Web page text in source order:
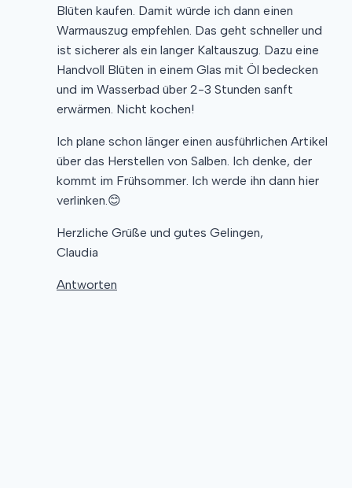
Blüten kaufen. Damit würde ich dann einen
Warmauszug empfehlen. Das geht schneller und
ist sicherer als ein langer Kaltauszug. Dazu eine
Handvoll Blüten in einem Glas mit Öl bedecken
und im Wasserbad über 2-3 Stunden sanft
erwärmen. Nicht kochen!
Ich plane schon länger einen ausführlichen Artikel
über das Herstellen von Salben. Ich denke, der
kommt im Frühsommer. Ich werde ihn dann hier
verlinken.😊
Herzliche Grüße und gutes Gelingen,
Claudia
Antworten